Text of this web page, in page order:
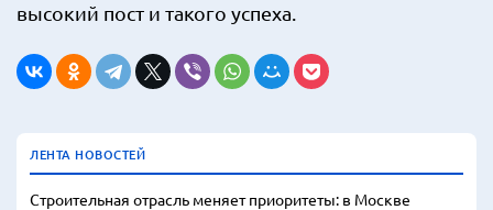
высокий пост и такого успеха.
ЛЕНТА НОВОСТЕЙ
Строительная отрасль меняет приоритеты: в Москве